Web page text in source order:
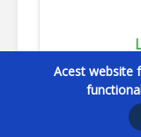
Acest website